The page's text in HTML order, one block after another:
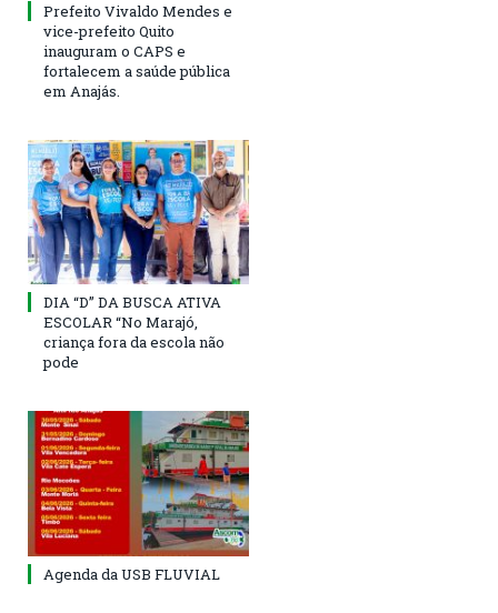
Prefeito Vivaldo Mendes e
vice-prefeito Quito
inauguram o CAPS e
fortalecem a saúde pública
em Anajás.
DIA “D” DA BUSCA ATIVA
ESCOLAR “No Marajó,
criança fora da escola não
pode
Agenda da USB FLUVIAL